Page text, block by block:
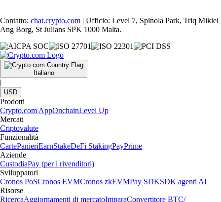
Contatto: chat.crypto.com | Ufficio: Level 7, Spinola Park, Triq Mikiel
Ang Borg, St Julians SPK 1000 Malta.
Italiano
|
USD
Prodotti
Crypto.com AppOnchainLevel Up
Mercati
Criptovalute
Funzionalità
CartePanieriEarnStakeDeFi StakingPayPrime
Aziende
CustodiaPay (per i rivenditori)
Sviluppatori
Cronos PoSCronos EVMCronos zkEVMPay SDKSDK agenti AI
Risorse
RicercaAggiornamenti di mercatoImparaConvertitore BTC/